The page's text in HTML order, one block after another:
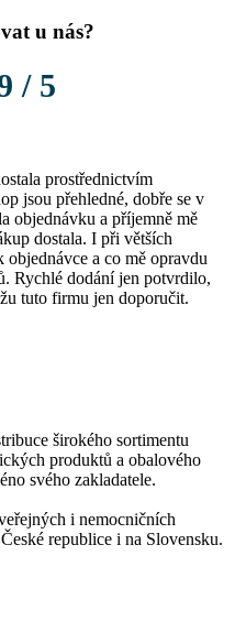
u nás?
/ 5
prostřednictvím
jsou přehledné, dobře se v
objednávku a příjemně mě
dostala. I při větších
a co mě opravdu
Rychlé dodání jen potvrdilo,
tuto firmu jen doporučit.
širokého sortimentu
produktů a obalového
svého zakladatele.
i nemocničních
republice i na Slovensku.